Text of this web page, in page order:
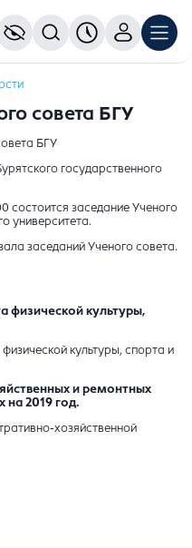
совета БГУ
БГУ
государственного
состоится заседание Ученого
университета.
заседаний Ученого совета.
физической культуры,
культуры, спорта и
и ремонтных
на 2019 год.
хозяйственной